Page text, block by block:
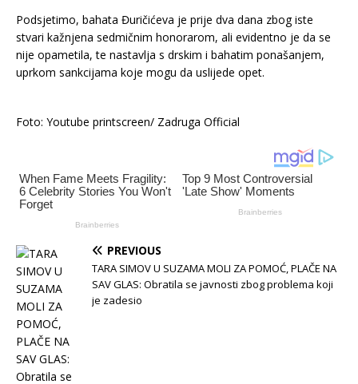
Podsjetimo, bahata Đuričićeva je prije dva dana zbog iste
stvari kažnjena sedmičnim honorarom, ali evidentno je da se
nije opametila, te nastavlja s drskim i bahatim ponašanjem,
uprkom sankcijama koje mogu da uslijede opet.
Foto: Youtube printscreen/ Zadruga Official
PREVIOUS
TARA SIMOV U SUZAMA MOLI ZA POMOĆ, PLAČE NA
SAV GLAS: Obratila se javnosti zbog problema koji
je zadesio